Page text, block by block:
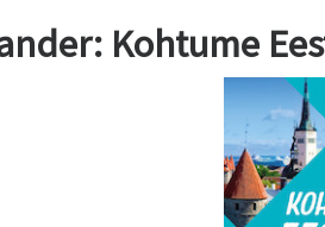
Kohtume